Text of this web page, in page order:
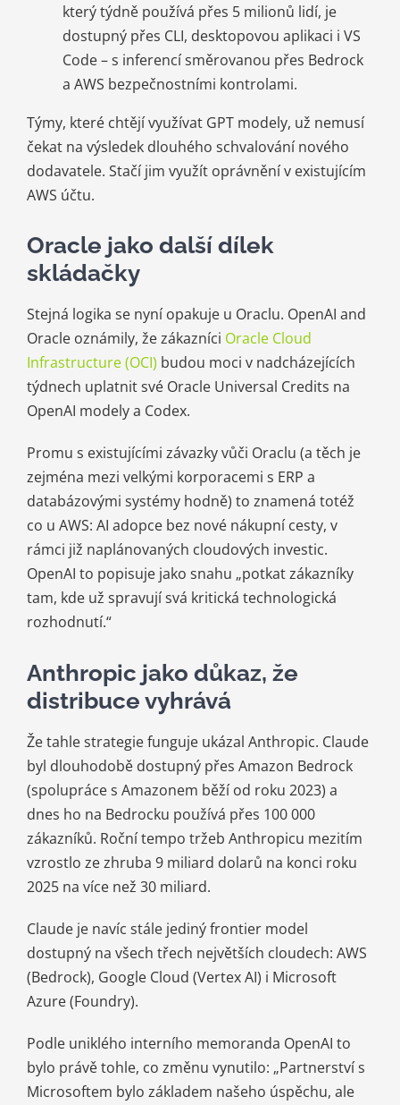
který týdně používá přes 5 milionů lidí, je
dostupný přes CLI, desktopovou aplikaci i VS
Code – s inferencí směrovanou přes Bedrock
a AWS bezpečnostními kontrolami.
Týmy, které chtějí využívat GPT modely, už nemusí
čekat na výsledek dlouhého schvalování nového
dodavatele. Stačí jim využít oprávnění v existujícím
AWS účtu.
Oracle jako další dílek
skládačky
Stejná logika se nyní opakuje u Oraclu. OpenAI and
Oracle oznámily, že zákazníci Oracle Cloud
Infrastructure (OCI) budou moci v nadcházejících
týdnech uplatnit své Oracle Universal Credits na
OpenAI modely a Codex.
Promu s existujícími závazky vůči Oraclu (a těch je
zejména mezi velkými korporacemi s ERP a
databázovými systémy hodně) to znamená totéž
co u AWS: AI adopce bez nové nákupní cesty, v
rámci již naplánovaných cloudových investic.
OpenAI to popisuje jako snahu „potkat zákazníky
tam, kde už spravují svá kritická technologická
rozhodnutí.“
Anthropic jako důkaz, že
distribuce vyhrává
Že tahle strategie funguje ukázal Anthropic. Claude
byl dlouhodobě dostupný přes Amazon Bedrock
(spolupráce s Amazonem běží od roku 2023) a
dnes ho na Bedrocku používá přes 100 000
zákazníků. Roční tempo tržeb Anthropicu mezitím
vzrostlo ze zhruba 9 miliard dolarů na konci roku
2025 na více než 30 miliard.
Claude je navíc stále jediný frontier model
dostupný na všech třech největších cloudech: AWS
(Bedrock), Google Cloud (Vertex AI) i Microsoft
Azure (Foundry).
Podle uniklého interního memoranda OpenAI to
bylo právě tohle, co změnu vynutilo: „Partnerství s
Microsoftem bylo základem našeho úspěchu, ale